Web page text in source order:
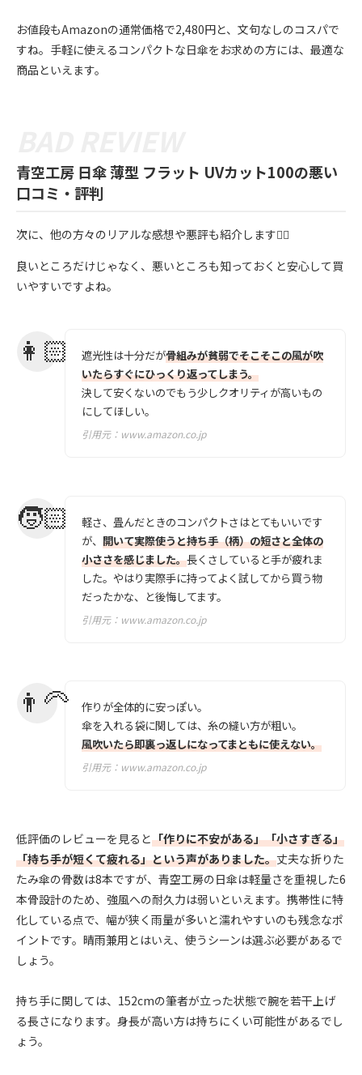
お値段もAmazonの通常価格で2,480円と、文句なしのコスパで
すね。手軽に使えるコンパクトな日傘をお求めの方には、最適な
商品といえます。
青空工房 日傘 薄型 フラット UVカット100の悪い
口コミ・評判
次に、他の方々のリアルな感想や悪評も紹介します💁‍♀️
良いところだけじゃなく、悪いところも知っておくと安心して買
いやすいですよね。
遮光性は十分だが骨組みが貧弱でそこそこの風が吹
いたらすぐにひっくり返ってしまう。
決して安くないのでもう少しクオリティが高いもの
にしてほしい。
引用元： www.amazon.co.jp
軽さ、畳んだときのコンパクトさはとてもいいです
が、 開いて実際使うと持ち手（柄）の短さと全体の
小ささを感じました。長くさしていると手が疲れま
した。やはり実際手に持ってよく試してから買う物
だったかな、と後悔してます。
引用元： www.amazon.co.jp
作りが全体的に安っぽい。
傘を入れる袋に関しては、糸の縫い方が粗い。
風吹いたら即裏っ返しになってまともに使えない。
引用元： www.amazon.co.jp
低評価のレビューを見ると「作りに不安がある」「小さすぎる」
「持ち手が短くて疲れる」という声がありました。丈夫な折りた
たみ傘の骨数は8本ですが、青空工房の日傘は軽量さを重視した6
本骨設計のため、強風への耐久力は弱いといえます。携帯性に特
化している点で、幅が狭く雨量が多いと濡れやすいのも残念なポ
イントです。晴雨兼用とはいえ、使うシーンは選ぶ必要があるで
しょう。
持ち手に関しては、152cmの筆者が立った状態で腕を若干上げ
る長さになります。身長が高い方は持ちにくい可能性があるでし
ょう。